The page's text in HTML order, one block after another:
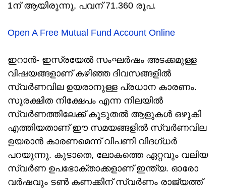
1ന് ആയിരുന്നു, പവന് 71.360 രൂപ.
Open A Free Mutual Fund Account Online
ഇറാൻ- ഇസ്രയേൽ സംഘർഷം അടക്കമുള്ള
വിഷയങ്ങളാണ് കഴിഞ്ഞ ദിവസങ്ങളിൽ
സ്വർണവില ഉയരാനുള്ള പ്രധാന കാരണം.
സുരക്ഷിത നിക്ഷേപം എന്ന നിലയിൽ
സ്വർണത്തിലേക്ക് കൂടുതൽ ആളുകൾ ഒഴുകി
എത്തിയതാണ് ഈ സമയങ്ങളിൽ സ്വർണവില
ഉയരാൻ കാരണമെന്ന് വിപണി വിദഗ്ധർ
പറയുന്നു. കൂടാതെ, ലോകത്തെ ഏറ്റവും വലിയ
സ്വർണ ഉപഭോക്താക്കളാണ് ഇന്ത്യ. ഓരോ
വർഷവും ടൺ കണക്കിന് സ്വർണം രാജ്യത്ത്